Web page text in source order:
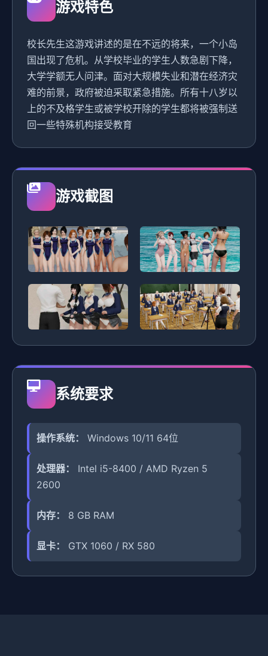
游戏特色
校长先生这游戏讲述的是在不远的将来，一个小岛
国出现了危机。从学校毕业的学生人数急剧下降，
大学学额无人问津。面对大规模失业和潜在经济灾
难的前景，政府被迫采取紧急措施。所有十八岁以
上的不及格学生或被学校开除的学生都将被强制送
回一些特殊机构接受教育
游戏截图
系统要求
操作系统： Windows 10/11 64位
处理器：
Intel i5-8400 / AMD Ryzen 5
2600
内存： 8 GB RAM
显卡： GTX 1060 / RX 580